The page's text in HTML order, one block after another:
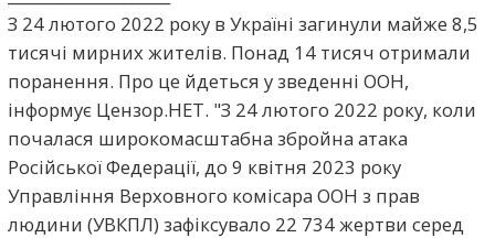
З 24 лютого 2022 року в Україні загинули майже 8,5
тисячі мирних жителів. Понад 14 тисяч отримали
поранення. Про це йдеться у зведенні ООН,
інформує Цензор.НЕТ. "З 24 лютого 2022 року, коли
почалася широкомасштабна збройна атака
Російської Федерації, до 9 квітня 2023 року
Управління Верховного комісара ООН з прав
людини (УВКПЛ) зафіксувало 22 734 жертви серед